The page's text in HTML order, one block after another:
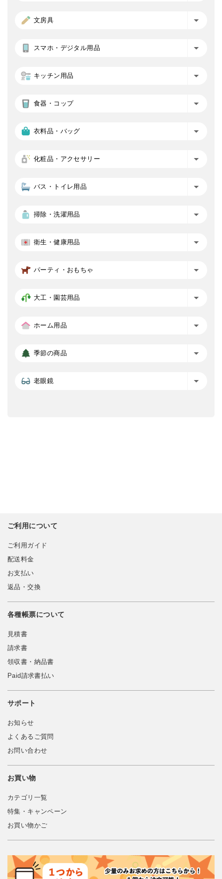
文房具
スマホ・デジタル用品
キッチン用品
食器・コップ
衣料品・バッグ
化粧品・アクセサリー
バス・トイレ用品
掃除・洗濯用品
衛生・健康用品
パーティ・おもちゃ
大工・園芸用品
ホーム用品
季節の商品
老眼鏡
ご利用について
ご利用ガイド
配送料金
お支払い
返品・交換
各種帳票について
見積書
請求書
領収書・納品書
Paid請求書払い
サポート
お知らせ
よくあるご質問
お問い合わせ
お買い物
カテゴリ一覧
特集・キャンペーン
お買い物かご